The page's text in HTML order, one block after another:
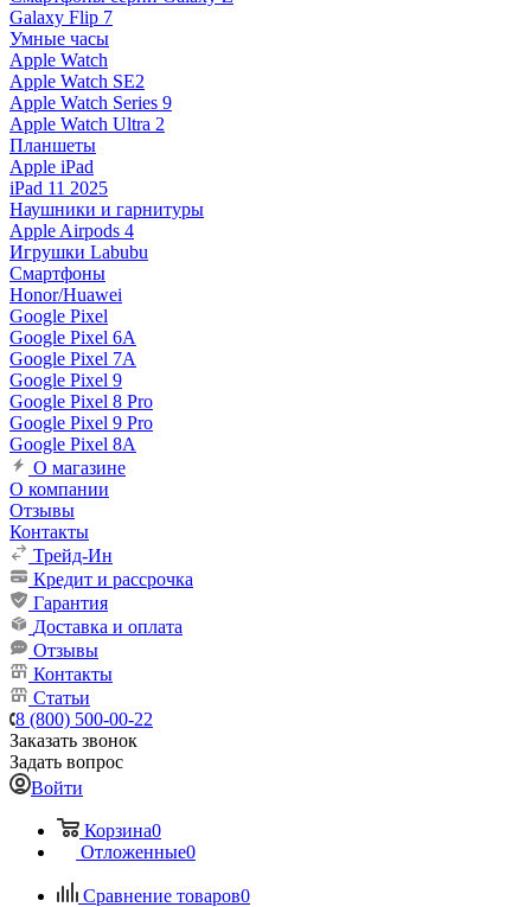
Galaxy Flip 7
Умные часы
Apple Watch
Apple Watch SE2
Apple Watch Series 9
Apple Watch Ultra 2
Планшеты
Apple iPad
iPad 11 2025
Наушники и гарнитуры
Apple Airpods 4
Игрушки Labubu
Смартфоны
Honor/Huawei
Google Pixel
Google Pixel 6A
Google Pixel 7А
Google Pixel 9
Google Pixel 8 Pro
Google Pixel 9 Pro
Google Pixel 8A
О магазине
О компании
Отзывы
Контакты
Трейд-Ин
Кредит и рассрочка
Гарантия
Доставка и оплата
Отзывы
Контакты
Статьи
8 (800) 500-00-22
Заказать звонок
Задать вопрос
Войти
Корзина0
Отложенные0
Сравнение товаров0